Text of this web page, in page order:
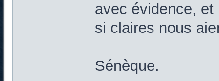
avec évidence,
si claires nous
Sénèque.